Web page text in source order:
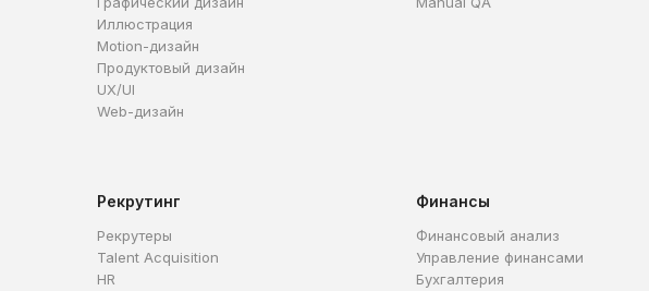
Иллюстрация
Motion-дизайн
Продуктовый дизайн
UX/UI
Web-дизайн
Рекрутинг
Рекрутеры
Talent Acquisition
HR
Финансы
Финансовый анализ
Управление финансами
Бухгалтерия